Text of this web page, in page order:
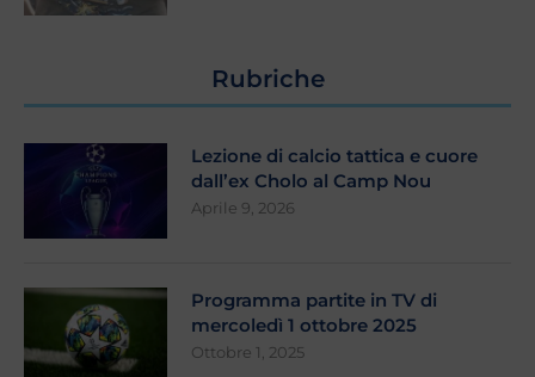
Rubriche
Lezione di calcio tattica e cuore
dall’ex Cholo al Camp Nou
Aprile 9, 2026
Programma partite in TV di
mercoledì 1 ottobre 2025
Ottobre 1, 2025